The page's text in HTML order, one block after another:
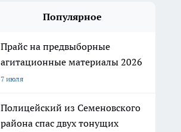
Популярное
Прайс на предвыборные
агитационные материалы 2026
7 июля
Полицейский из Семеновского
района спас двух тонущих